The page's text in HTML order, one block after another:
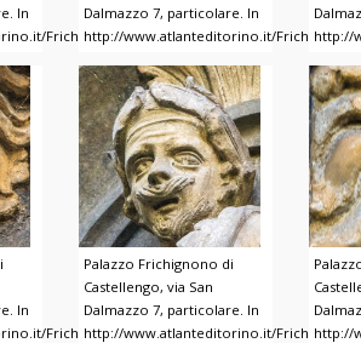
In
Frichignono/index.html
Dalmazzo 7, particolare. In
http://www.atlanteditorino.it/
http://
In
Frichignono/index.html
Palazzo Frichignono di
Castellengo, via San
Dalmazzo 7, particolare. In
http://www.atlanteditorino.it/
http://